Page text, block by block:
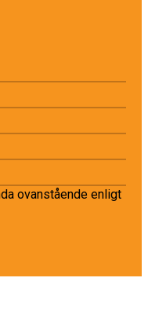
ovanstående enligt